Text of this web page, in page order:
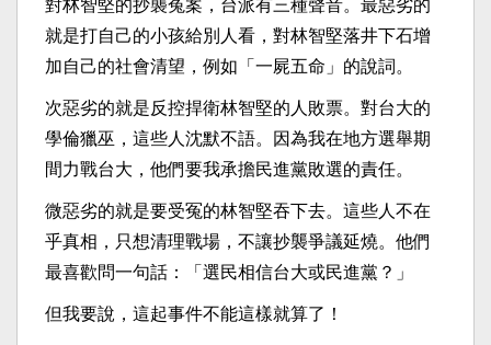
對林智堅的抄襲冤案，台派有三種聲音。最惡劣的
就是打自己的小孩給別人看，對林智堅落井下石增
加自己的社會清望，例如「一屍五命」的說詞。
次惡劣的就是反控捍衛林智堅的人敗票。對台大的
學倫獵巫，這些人沈默不語。因為我在地方選舉期
間力戰台大，他們要我承擔民進黨敗選的責任。
微惡劣的就是要受冤的林智堅吞下去。這些人不在
乎真相，只想清理戰場，不讓抄襲爭議延燒。他們
最喜歡問一句話：「選民相信台大或民進黨？」
但我要說，這起事件不能這樣就算了！